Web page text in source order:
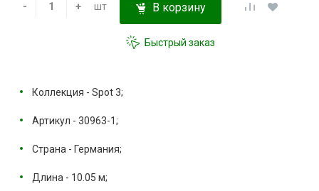
- + шт В корзину
Быстрый заказ
Коллекция - Spot 3;
Артикул - 30963-1;
Страна - Германия;
Длина - 10.05 м;